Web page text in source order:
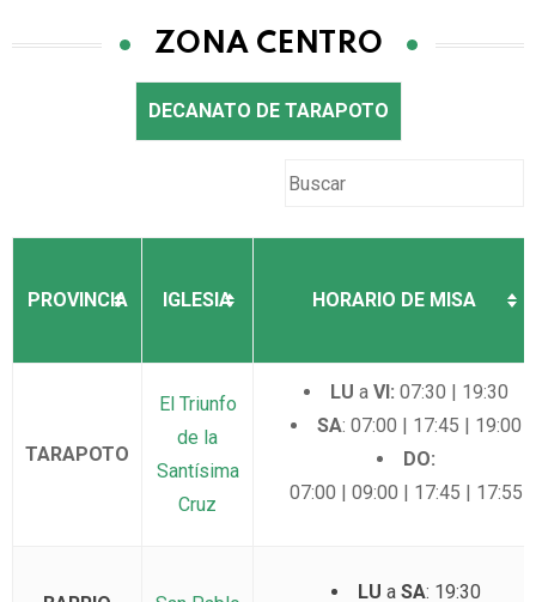
ZONA CENTRO
DECANATO DE TARAPOTO
PROVINCIA IGLESIA HORARIO DE MISA
TARAPOTO
El Triunfo
de la
Santísima
Cruz
LU a VI: 07:30 | 19:30
SA: 07:00 | 17:45 | 19:00
DO:
07:00 | 09:00 | 17:45 | 17:55
LU a SA: 19:30